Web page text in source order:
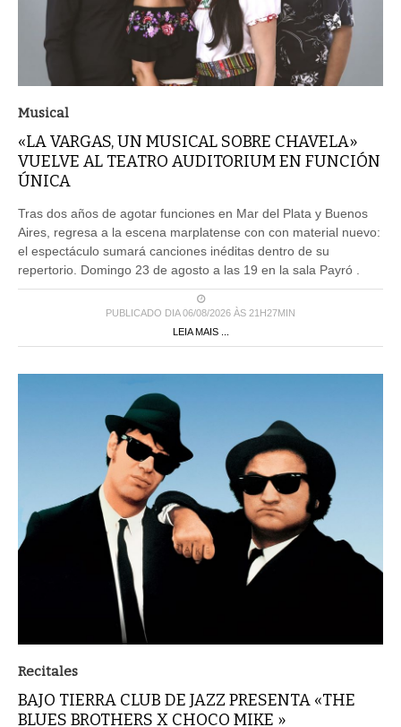
«LA VARGAS, UN MUSICAL SOBRE CHAVELA»
VUELVE AL TEATRO AUDITORIUM EN FUNCIÓN
ÚNICA
Aires, regresa a la escena marplatense con con material nuevo:
el espectáculo sumará canciones inéditas dentro de su
repertorio. Domingo 23 de agosto a las 19 en la sala Payró .
PUBLICADO DIA 06/08/2026 ÀS 21H27MIN
LEIA MAIS ...
BAJO TIERRA CLUB DE JAZZ PRESENTA «THE
BLUES BROTHERS X CHOCO MIKE »